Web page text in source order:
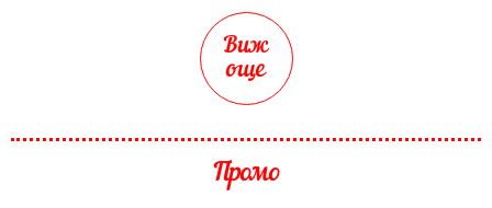
Виж
още
Промо